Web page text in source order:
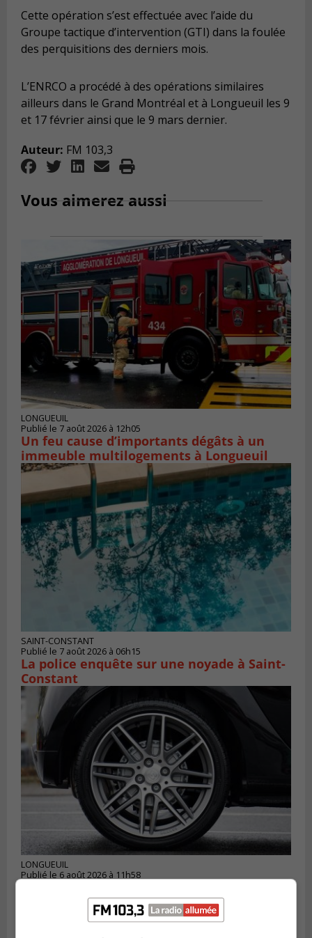
Cette opération s’est effectuée avec l’aide du
Groupe tactique d’intervention (GTI) dans la foulée
des perquisitions des derniers mois.
L’ENRCO a procédé à des opérations similaires
ailleurs dans le Grand Montréal et à Longueuil les 9
et 17 février ainsi que le 9 mars dernier.
Auteur: FM 103,3
Vous aimerez aussi
LONGUEUIL
Publié le 7 août 2026 à 12h05
Un feu cause d’importants dégâts à un
immeuble multilogements à Longueuil
SAINT-CONSTANT
Publié le 7 août 2026 à 06h15
La police enquête sur une noyade à Saint-
Constant
LONGUEUIL
Publié le 6 août 2026 à 11h58
le Défi écrou de roue